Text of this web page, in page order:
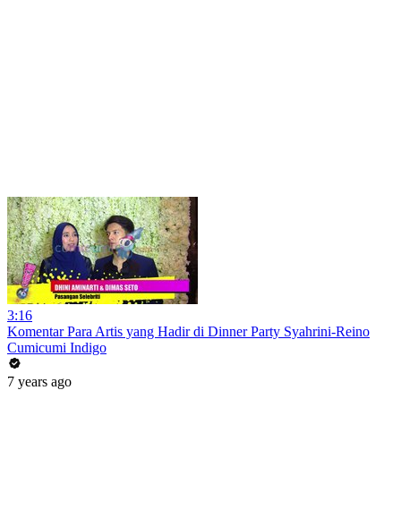
3:16
Komentar Para Artis yang Hadir di Dinner Party Syahrini-Reino
Cumicumi Indigo
7 years ago